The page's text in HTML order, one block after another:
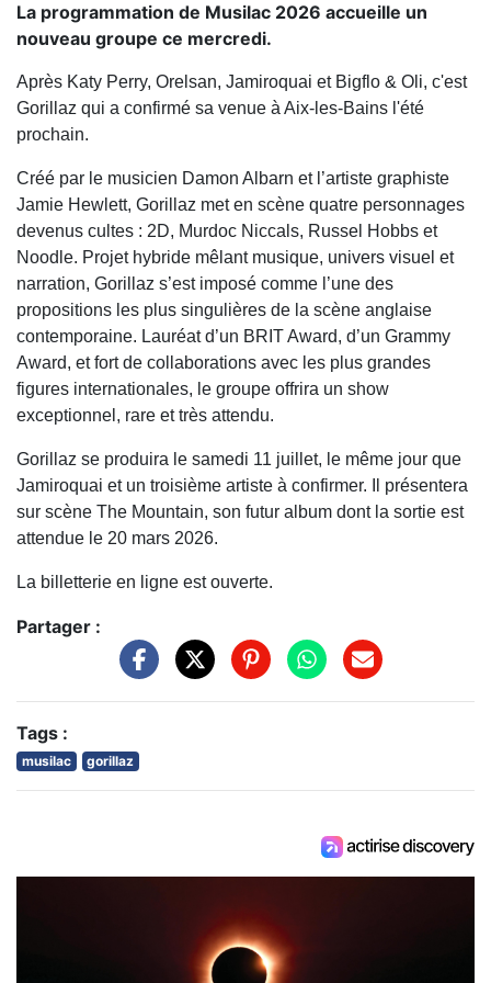
La programmation de Musilac 2026 accueille un
nouveau groupe ce mercredi.
Après Katy Perry, Orelsan, Jamiroquai et Bigflo & Oli, c'est
Gorillaz qui a confirmé sa venue à Aix-les-Bains l'été
prochain.
Créé par le musicien Damon Albarn et l’artiste graphiste
Jamie Hewlett, Gorillaz met en scène quatre personnages
devenus cultes : 2D, Murdoc Niccals, Russel Hobbs et
Noodle. Projet hybride mêlant musique, univers visuel et
narration, Gorillaz s’est imposé comme l’une des
propositions les plus singulières de la scène anglaise
contemporaine. Lauréat d’un BRIT Award, d’un Grammy
Award, et fort de collaborations avec les plus grandes
figures internationales, le groupe offrira un show
exceptionnel, rare et très attendu.
Gorillaz se produira le samedi 11 juillet, le même jour que
Jamiroquai et un troisième artiste à confirmer. Il présentera
sur scène The Mountain, son futur album dont la sortie est
attendue le 20 mars 2026.
La billetterie en ligne est ouverte.
Partager :
Tags :
musilac gorillaz